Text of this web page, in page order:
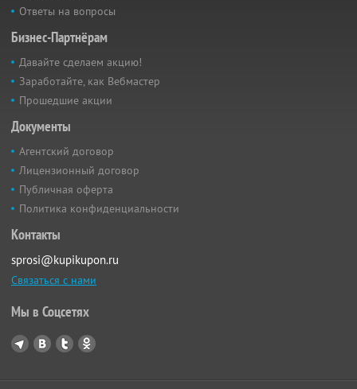
Ответы на вопросы
Бизнес-Партнёрам
Давайте сделаем акцию!
Заработайте, как Вебмастер
Прошедшие акции
Документы
Агентский договор
Лицензионный договор
Публичная оферта
Политика конфиденциальности
Контакты
sprosi@kupikupon.ru
Связаться с нами
Мы в Соцсетях